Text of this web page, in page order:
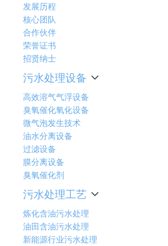
发展历程
核心团队
合作伙伴
荣誉证书
招贤纳士
污水处理设备
高效溶气气浮设备
臭氧催化氧化设备
微气泡发生技术
油水分离设备
过滤设备
膜分离设备
臭氧催化剂
污水处理工艺
炼化含油污水处理
油田含油污水处理
新能源行业污水处理